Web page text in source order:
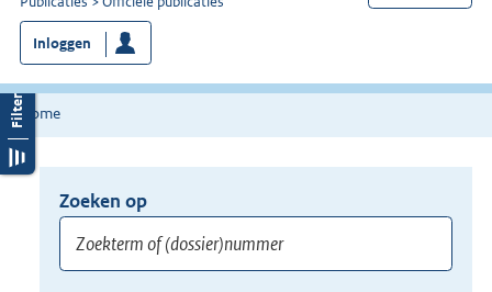
bent
nu
hier:
Inloggen
Home
Opnieuw
zoeken:
Zoeken op